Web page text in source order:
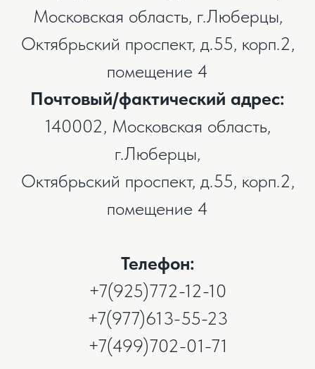
Московская область, г.Люберцы,
Октябрьский проспект, д.55, корп.2,
помещение 4
Почтовый/фактический адрес:
140002, Московская область,
г.Люберцы,
Октябрьский проспект, д.55, корп.2,
помещение 4
Телефон:
+7(925)772-12-10
+7(977)613-55-23
+7(499)702-01-71